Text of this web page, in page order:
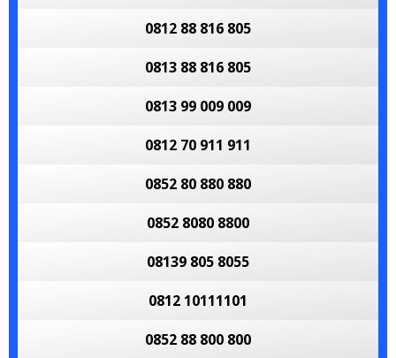
0812 88 816 805
0813 88 816 805
0813 99 009 009
0812 70 911 911
0852 80 880 880
0852 8080 8800
08139 805 8055
0812 10111101
0852 88 800 800